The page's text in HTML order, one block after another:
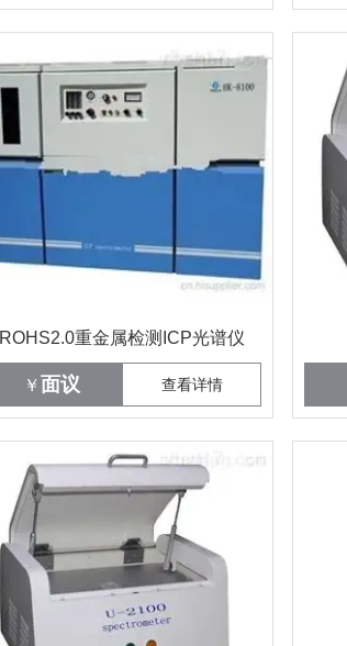
ROHS2.0重金属检测ICP光谱仪
￥ 面议 查看详情